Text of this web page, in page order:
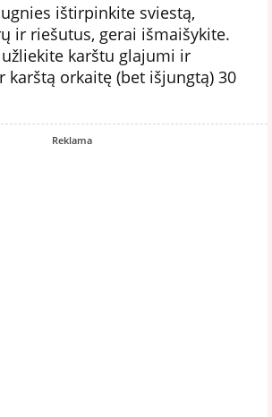
ištirpinkite sviestą,
ir riešutus, gerai išmaišykite.
karštu glajumi ir
karštą orkaitę (bet išjungtą) 30
Reklama